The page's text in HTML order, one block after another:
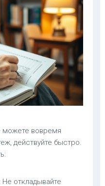
можете вовремя
действуйте быстро.
Не откладывайте